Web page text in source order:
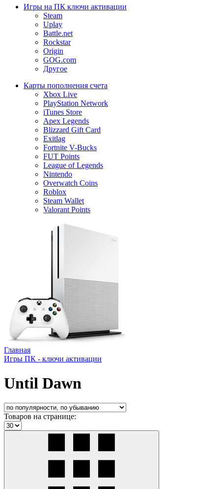
Игры на ПК ключи активации
Steam
Uplay
Battle.net
Rockstar
Origin
GOG.com
Другое
Карты пополнения счета
Xbox Live
PlayStation Network
iTunes Store
Apex Legends
Blizzard Gift Card
Exitlag
Fortnite V-Bucks
FUT Points
League of Legends
Nintendo
Overwatch Coins
Roblox
Steam Wallet
Valorant Points
Главная
Игры ПК - ключи активации
Until Dawn
Товаров на странице: